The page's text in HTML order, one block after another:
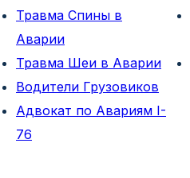
Травма Спины в
Аварии
Травма Шеи в Аварии
Водители Грузовиков
Адвокат по Авариям I-
76